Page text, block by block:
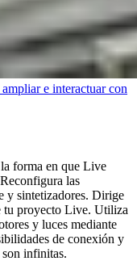
e interactuar con
forma en que Live
las
y sintetizadores. Dirige
tu proyecto Live. Utiliza
y luces mediante
de conexión y
infinitas.